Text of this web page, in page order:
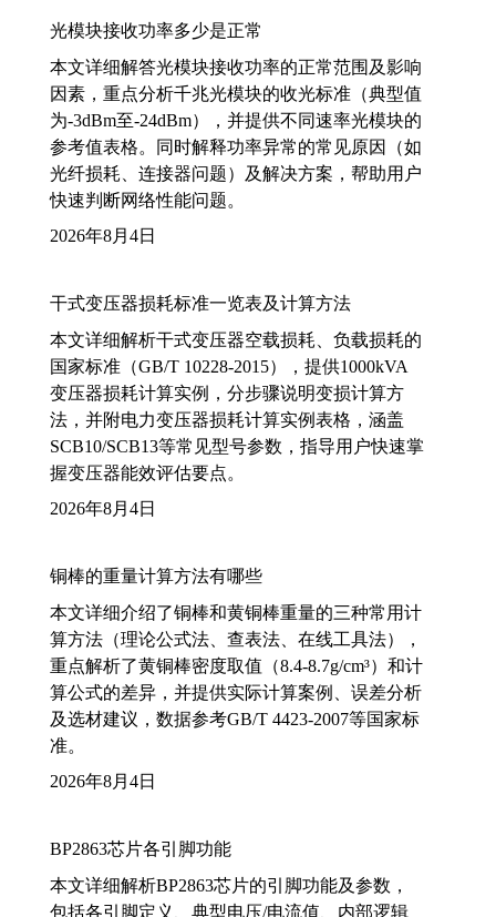
光模块接收功率多少是正常
本文详细解答光模块接收功率的正常范围及影响
因素，重点分析千兆光模块的收光标准（典型值
为-3dBm至-24dBm），并提供不同速率光模块的
参考值表格。同时解释功率异常的常见原因（如
光纤损耗、连接器问题）及解决方案，帮助用户
快速判断网络性能问题。
2026年8月4日
干式变压器损耗标准一览表及计算方法
本文详细解析干式变压器空载损耗、负载损耗的
国家标准（GB/T 10228-2015），提供1000kVA
变压器损耗计算实例，分步骤说明变损计算方
法，并附电力变压器损耗计算实例表格，涵盖
SCB10/SCB13等常见型号参数，指导用户快速掌
握变压器能效评估要点。
2026年8月4日
铜棒的重量计算方法有哪些
本文详细介绍了铜棒和黄铜棒重量的三种常用计
算方法（理论公式法、查表法、在线工具法），
重点解析了黄铜棒密度取值（8.4-8.7g/cm³）和计
算公式的差异，并提供实际计算案例、误差分析
及选材建议，数据参考GB/T 4423-2007等国家标
准。
2026年8月4日
BP2863芯片各引脚功能
本文详细解析BP2863芯片的引脚功能及参数，
包括各引脚定义、典型电压/电流值、内部逻辑